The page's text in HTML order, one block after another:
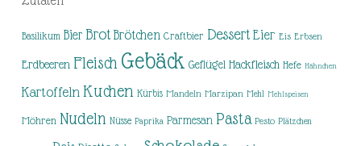
Basilikum Bier Brot Brötchen Craftbier Dessert Eier Eis Erbsen
Erdbeeren Fleisch Gebäck Geflügel Hackfleisch Hefe Hähnchen
Kartoffeln Kuchen Kürbis Mandeln Marzipan Mehl Mehlspeisen
Möhren Nudeln Nüsse Paprika Parmesan Pasta Pesto Plätzchen